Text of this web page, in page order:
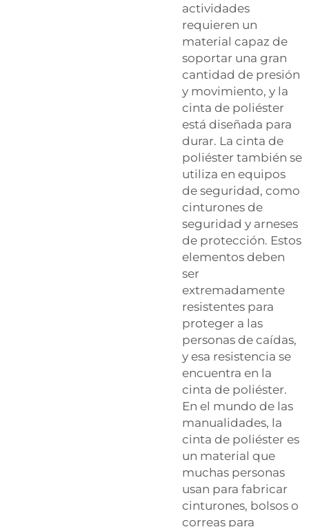
actividades
requieren un
material capaz de
soportar una gran
cantidad de presión
y movimiento, y la
cinta de poliéster
está diseñada para
durar. La cinta de
poliéster también se
utiliza en equipos
de seguridad, como
cinturones de
seguridad y arneses
de protección. Estos
elementos deben
ser
extremadamente
resistentes para
proteger a las
personas de caídas,
y esa resistencia se
encuentra en la
cinta de poliéster.
En el mundo de las
manualidades, la
cinta de poliéster es
un material que
muchas personas
usan para fabricar
cinturones, bolsos o
correas para